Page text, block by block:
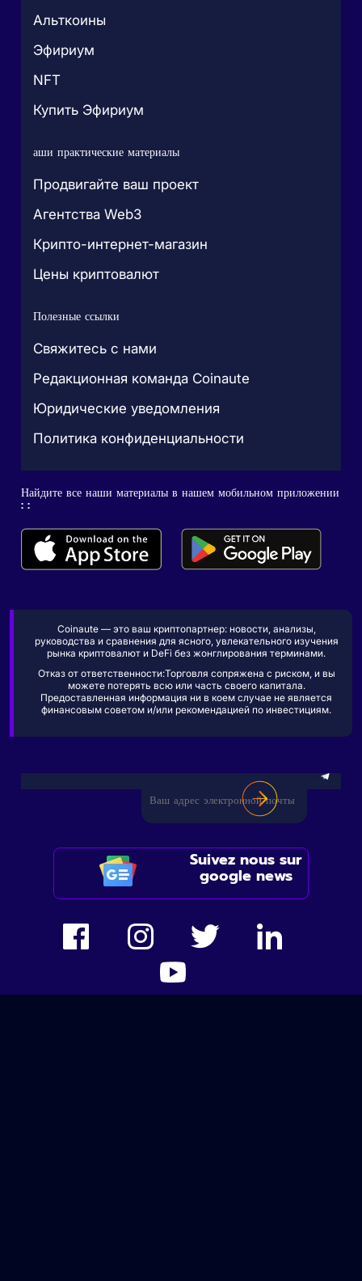
Альткоины
Эфириум
NFT
Купить Эфириум
аши практические материалы
Продвигайте ваш проект
Агентства Web3
Крипто-интернет-магазин
Цены криптовалют
Полезные ссылки
Свяжитесь с нами
Редакционная команда Coinaute
Юридические уведомления
Политика конфиденциальности
Найдите все наши материалы в нашем мобильном приложении
: :
Coinaute — это ваш криптопартнер: новости, анализы,
руководства и сравнения для ясного, увлекательного изучения
рынка криптовалют и DeFi без жонглирования терминами.
Отказ от ответственности:Торговля сопряжена с риском, и вы
можете потерять всю или часть своего капитала.
Предоставленная информация ни в коем случае не является
финансовым советом и/или рекомендацией по инвестициям.
Suivez nous sur
google news